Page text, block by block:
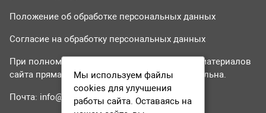
Положение об обработке персональных данных
Согласие на обработку персональных данных
При полном или частичном использовании материалов
сайта прямая гиперссылка на tvr24.tv обязательна.
Почта: info@tvr24.tv
Мы используем файлы
cookies для улучшения
работы сайта. Оставаясь на